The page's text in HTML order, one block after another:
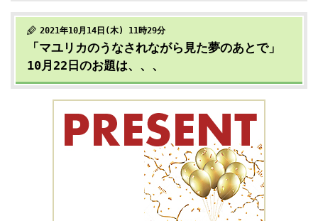
2021年10月14日(木) 11時29分
「マユリカのうなされながら見た夢のあとで」
10月22日のお題は、、、